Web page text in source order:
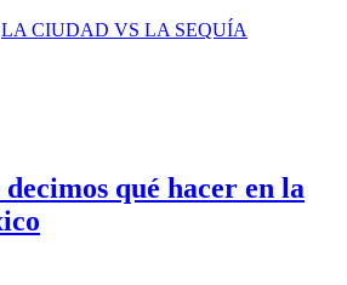
LA CIUDAD VS LA SEQUÍA